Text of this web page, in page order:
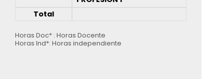
Total
Horas Doc* : Horas Docente
Horas Ind*: Horas independiente